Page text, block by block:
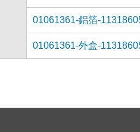
01061361-鋁箔-
01061361-外盒-